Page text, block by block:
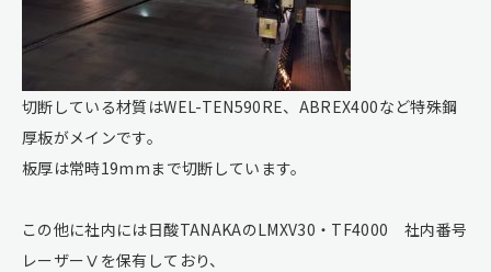
切断している材質はWEL-TEN590RE、ABREX400など特殊鋼
厚板がメインです。
板厚は常時19mmまで切断しています。
この他に社内には日酸TANAKAのLMXV30・TF4000 社内番号
レーザーⅤを保有しており、